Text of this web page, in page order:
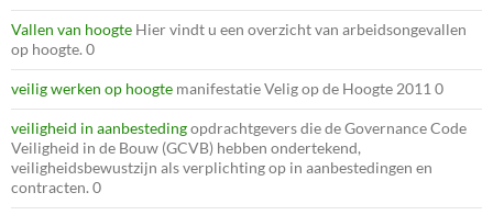
Vallen van hoogte Hier vindt u een overzicht van arbeidsongevallen
op hoogte. 0
veilig werken op hoogte manifestatie Velig op de Hoogte 2011 0
veiligheid in aanbestedingopdrachtgevers die de Governance Code
Veiligheid in de Bouw (GCVB) hebben ondertekend,
veiligheidsbewustzijn als verplichting op in aanbestedingen en
contracten. 0